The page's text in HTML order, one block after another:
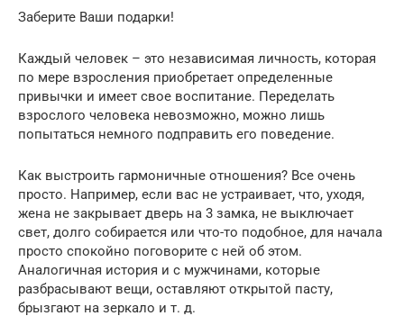
Заберите Ваши подарки!
Каждый человек – это независимая личность, которая
по мере взросления приобретает определенные
привычки и имеет свое воспитание. Переделать
взрослого человека невозможно, можно лишь
попытаться немного подправить его поведение.
Как выстроить гармоничные отношения? Все очень
просто. Например, если вас не устраивает, что, уходя,
жена не закрывает дверь на 3 замка, не выключает
свет, долго собирается или что-то подобное, для начала
просто спокойно поговорите с ней об этом.
Аналогичная история и с мужчинами, которые
разбрасывают вещи, оставляют открытой пасту,
брызгают на зеркало и т. д.